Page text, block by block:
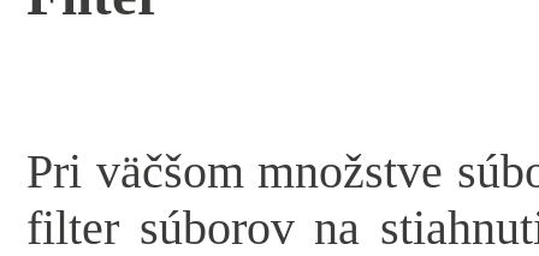
Pri väčšom množstve
filter súborov na